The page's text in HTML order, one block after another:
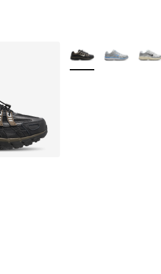
Prix en baisse de € 119,99 à
Plus de couleurs